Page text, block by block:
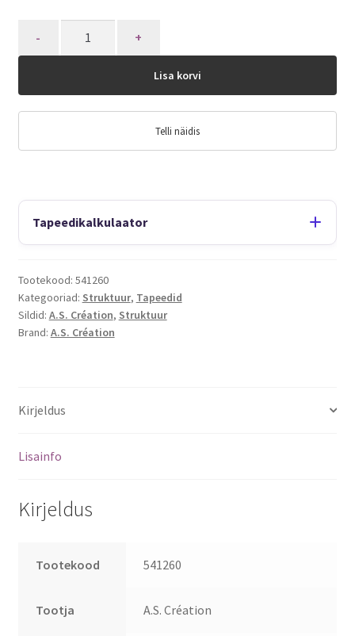
Lisa korvi
Telli näidis
Tapeedikalkulaator
Tootekood: 541260
Kategooriad: Struktuur, Tapeedid
Sildid: A.S. Création, Struktuur
Brand: A.S. Création
Kirjeldus
Lisainfo
Kirjeldus
Tootekood 541260
Tootja A.S. Création